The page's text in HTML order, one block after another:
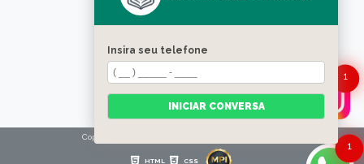
QUEM SOMOS
PRODUTOS
CONTATO
CATEGORIAS
MAPA DO SITE
Copyright © Impressos ADG. (Lei 9610 de 19/02/1998)
HTML CSS
1
1
Insira seu telefone
INICIAR CONVERSA